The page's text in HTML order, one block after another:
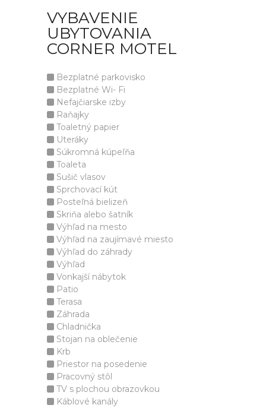
VYBAVENIE
UBYTOVANIA
CORNER MOTEL
Bezplatné parkovisko
Bezplatné Wi- Fi
Nefajčiarske izby
Raňajky
Toaletný papier
Uteráky
Súkromná kúpeľňa
Toaleta
Sušič vlasov
Sprchovací kút
Posteľná bielizeň
Skriňa alebo šatník
Výhľad na mesto
Výhľad na zaujímavé miesto
Výhľad do záhrady
Výhľad
Vonkajší nábytok
Patio
Terasa
Záhrada
Chladnička
Stojan na oblečenie
Krb
Priestor na posedenie
Pracovný stôl
TV s plochou obrazovkou
Káblové kanály